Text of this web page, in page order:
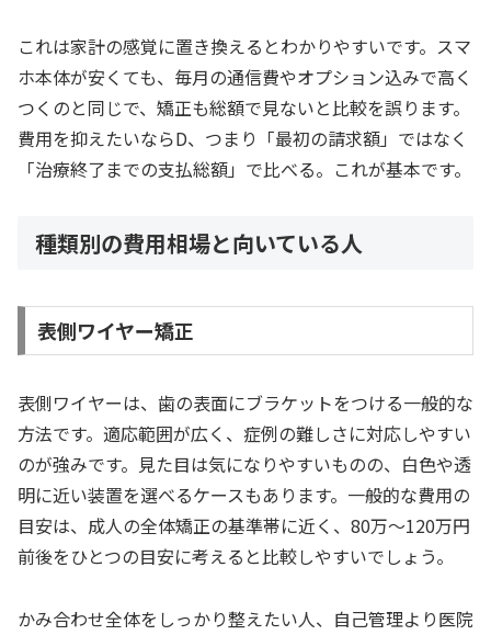
これは家計の感覚に置き換えるとわかりやすいです。スマ
ホ本体が安くても、毎月の通信費やオプション込みで高く
つくのと同じで、矯正も総額で見ないと比較を誤ります。
費用を抑えたいならD、つまり「最初の請求額」ではなく
「治療終了までの支払総額」で比べる。これが基本です。
種類別の費用相場と向いている人
表側ワイヤー矯正
表側ワイヤーは、歯の表面にブラケットをつける一般的な
方法です。適応範囲が広く、症例の難しさに対応しやすい
のが強みです。見た目は気になりやすいものの、白色や透
明に近い装置を選べるケースもあります。一般的な費用の
目安は、成人の全体矯正の基準帯に近く、80万〜120万円
前後をひとつの目安に考えると比較しやすいでしょう。
かみ合わせ全体をしっかり整えたい人、自己管理より医院